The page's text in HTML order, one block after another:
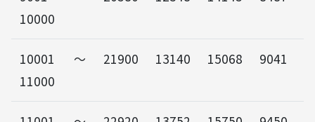
10000
10001～
11000
21900 13140 15068 9041